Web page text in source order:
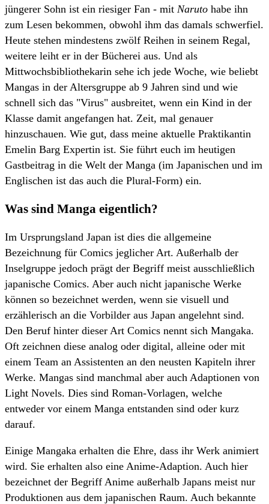
jüngerer Sohn ist ein riesiger Fan - mit Naruto habe ihn
zum Lesen bekommen, obwohl ihm das damals schwerfiel.
Heute stehen mindestens zwölf Reihen in seinem Regal,
weitere leiht er in der Bücherei aus. Und als
Mittwochsbibliothekarin sehe ich jede Woche, wie beliebt
Mangas in der Altersgruppe ab 9 Jahren sind und wie
schnell sich das "Virus" ausbreitet, wenn ein Kind in der
Klasse damit angefangen hat. Zeit, mal genauer
hinzuschauen. Wie gut, dass meine aktuelle Praktikantin
Emelin Barg Expertin ist. Sie führt euch im heutigen
Gastbeitrag in die Welt der Manga (im Japanischen und im
Englischen ist das auch die Plural-Form) ein.
Was sind Manga eigentlich?
Im Ursprungsland Japan ist dies die allgemeine
Bezeichnung für Comics jeglicher Art. Außerhalb der
Inselgruppe jedoch prägt der Begriff meist ausschließlich
japanische Comics. Aber auch nicht japanische Werke
können so bezeichnet werden, wenn sie visuell und
erzählerisch an die Vorbilder aus Japan angelehnt sind.
Den Beruf hinter dieser Art Comics nennt sich Mangaka.
Oft zeichnen diese analog oder digital, alleine oder mit
einem Team an Assistenten an den neusten Kapiteln ihrer
Werke. Mangas sind manchmal aber auch Adaptionen von
Light Novels. Dies sind Roman-Vorlagen, welche
entweder vor einem Manga entstanden sind oder kurz
darauf.
Einige Mangaka erhalten die Ehre, dass ihr Werk animiert
wird. Sie erhalten also eine Anime-Adaption. Auch hier
bezeichnet der Begriff Anime außerhalb Japans meist nur
Produktionen aus dem japanischen Raum. Auch bekannte